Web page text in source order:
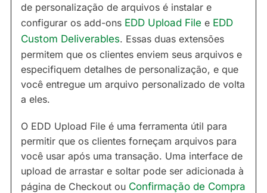
de personalização de arquivos é instalar e
configurar os add-ons EDD Upload File e EDD
Custom Deliverables. Essas duas extensões
permitem que os clientes enviem seus arquivos e
especifiquem detalhes de personalização, e que
você entregue um arquivo personalizado de volta
a eles.
O EDD Upload File é uma ferramenta útil para
permitir que os clientes forneçam arquivos para
você usar após uma transação. Uma interface de
upload de arrastar e soltar pode ser adicionada à
página de Checkout ou Confirmação de Compra